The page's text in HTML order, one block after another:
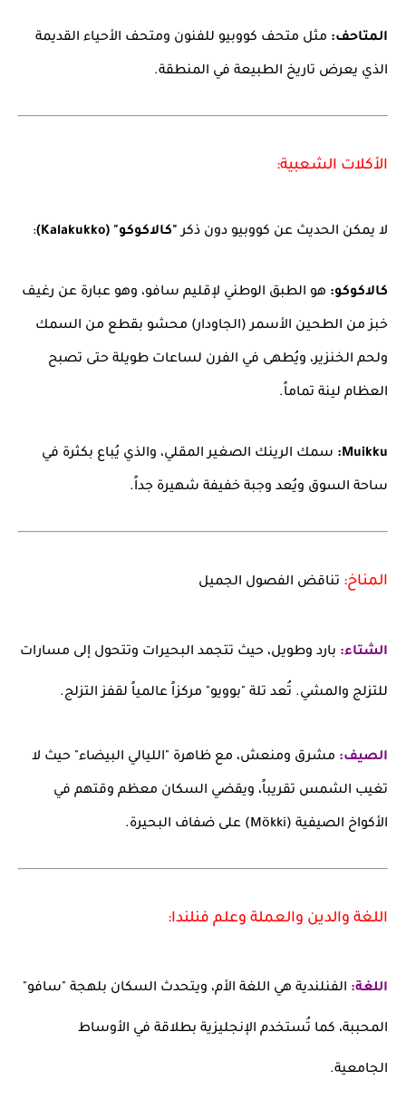
المتاحف: مثل متحف كووبيو للفنون ومتحف الأحياء القديمة
الذي يعرض تاريخ الطبيعة في المنطقة.
الأكلات الشعبية:
لا يمكن الحديث عن كووبيو دون ذكر"كالاكوكو" (Kalakukko) :
كالاكوكو: هو الطبق الوطني لإقليم سافو، وهو عبارة عن رغيف
خبز من الطحين الأسمر (الجاودار) محشو بقطع من السمك
ولحم الخنزير، ويُطهى في الفرن لساعات طويلة حتى تصبح
العظام لينة تماماً.
Muikku: سمك الرينك الصغير المقلي، والذي يُباع بكثرة في
ساحة السوق ويُعد وجبة خفيفة شهيرة جداً.
المناخ: تناقض الفصول الجميل
الشتاء: بارد وطويل، حيث تتجمد البحيرات وتتحول إلى مسارات
للتزلج والمشي. تُعد تلة "بوويو" مركزاً عالمياً لقفز التزلج.
الصيف: مشرق ومنعش، مع ظاهرة "الليالي البيضاء" حيث لا
تغيب الشمس تقريباً، ويقضي السكان معظم وقتهم في
الأكواخ الصيفية (Mökki) على ضفاف البحيرة.
اللغة والدين والعملة وعلم فنلندا:
اللغة: الفنلندية هي اللغة الأم، ويتحدث السكان بلهجة "سافو"
المحببة، كما تُستخدم الإنجليزية بطلاقة في الأوساط
الجامعية.